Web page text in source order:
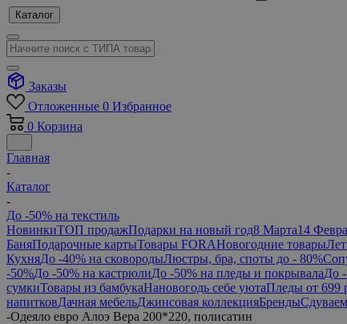
Каталог
Заказы
Отложенные 0 Избранное
0 Корзина
Главная
-
Каталог
-
До -50% на текстиль
НовинкиТОП продажПодарки на новый год8 Марта14
БаняПодарочные картыТовары FORAНовогодние товары
КухняДо -40% на сковородыЛюстры, бра, споты до - 80%
-50%До -50% на кастрюлиДо -50% на пледы и покрывалаДо
сумкиТовары из бамбукаНановогодь себе уютаПледы от 699
напитковДачная мебельДжинсовая коллекцияБренды
-Одеяло евро Алоэ Вера 200*220, полисатин